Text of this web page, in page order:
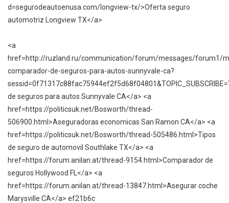
d=segurodeautoenusa.com/longview-tx/>Oferta seguro
automotriz Longview TX</a>
<a
href=http://ruzland.ru/communication/forum/messages/forum1/
comparador-de-seguros-para-autos-sunnyvale-ca?
de seguros para autos Sunnyvale CA</a> <a
href=https://politicsuk.net/Bosworth/thread-
506900.html>Aseguradoras economicas San Ramon CA</a> <a
href=https://politicsuk.net/Bosworth/thread-505486.html>Tipos
de seguro de automovil Southlake TX</a> <a
href=https://forum.anilan.at/thread-9154.html>Comparador de
seguros Hollywood FL</a> <a
href=https://forum.anilan.at/thread-13847.html>Asegurar coche
Marysville CA</a> ef21b6c